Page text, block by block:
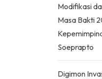
Modifikasi
Masa Bakti
Soeprapto
Digimon